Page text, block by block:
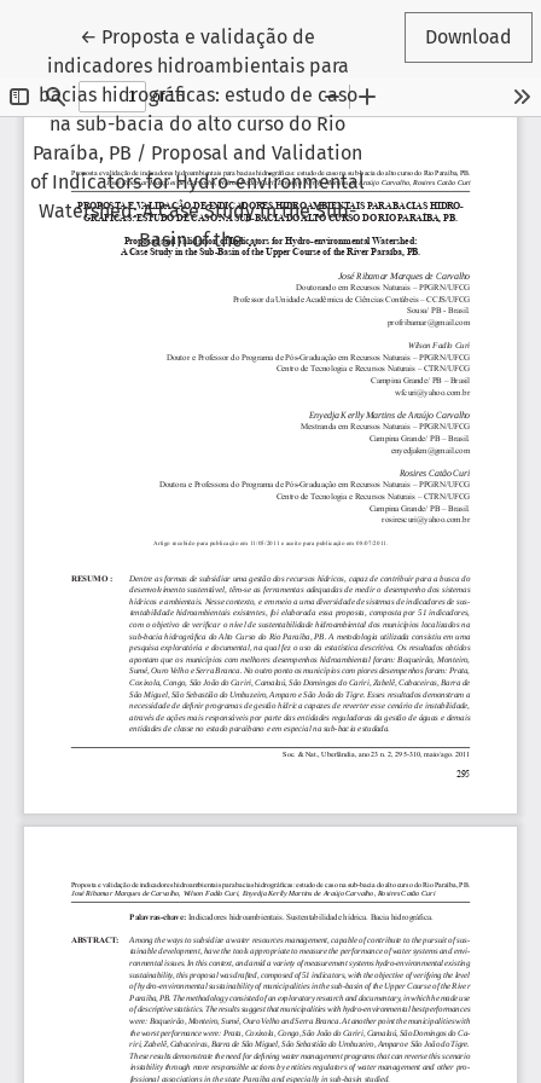
← Return to Article Details
Proposta e validação de
indicadores hidroambientais para
bacias hidrográficas: estudo de caso
na sub-bacia do alto curso do Rio
Paraíba, PB / Proposal and Validation
of Indicators for Hydro-environmental
Watershed: A Case Study in the Sub-
Basin of the ..
Download